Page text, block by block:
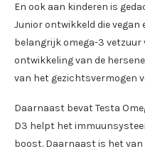
En ook aan kinderen is
Junior ontwikkeld die vegan
belangrijk omega-3
ontwikkeling van de
van het gezichtsvermogen
Daarnaast bevat Testa
D3 helpt het
boost. Daarnaast is het